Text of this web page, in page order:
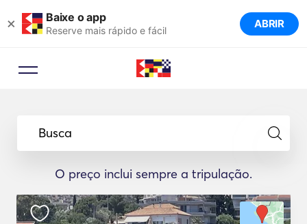
× Baixe o app
Reserve mais rápido e fácil ABRIR
Busca
O preço inclui sempre a tripulação.